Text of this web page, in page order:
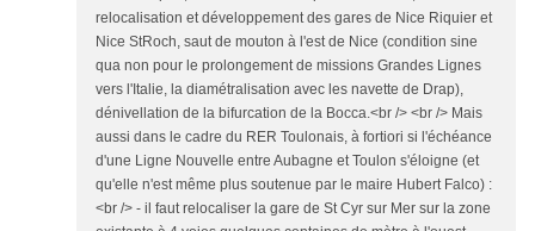
relocalisation et développement des gares de Nice Riquier et
Nice StRoch, saut de mouton à l'est de Nice (condition sine
qua non pour le prolongement de missions Grandes Lignes
vers l'Italie, la diamétralisation avec les navette de Drap),
dénivellation de la bifurcation de la Bocca.<br /> <br /> Mais
aussi dans le cadre du RER Toulonais, à fortiori si l'échéance
d'une Ligne Nouvelle entre Aubagne et Toulon s'éloigne (et
qu'elle n'est même plus soutenue par le maire Hubert Falco) :
<br /> - il faut relocaliser la gare de St Cyr sur Mer sur la zone